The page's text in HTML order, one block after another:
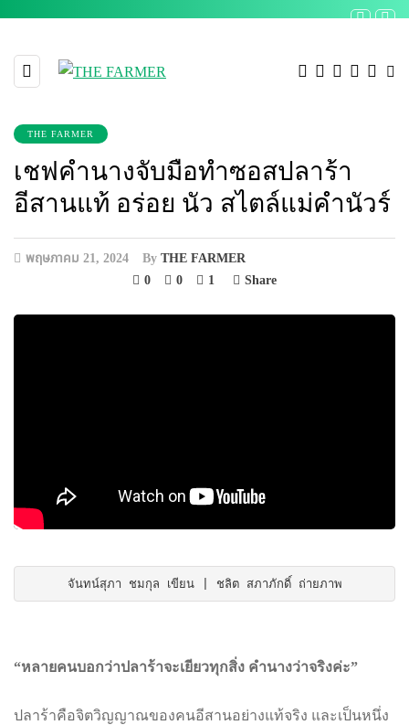
THE FARMER
เชฟคำนางจับมือทำซอสปลาร้า
อีสานแท้ อร่อย นัว สไตล์แม่คำนัวร์
พฤษภาคม 21, 2024 By THE FARMER
0
0 1 Share
จันทน์สุภา ชมกุล เขียน | ชลิต สภาภักดิ์ ถ่ายภาพ
“หลายคนบอกว่าปลาร้าจะเยียวทุกสิ่ง คำนางว่าจริงค่ะ”
ปลาร้าคือจิตวิญญาณของคนอีสานอย่างแท้จริง และเป็นหนึ่ง